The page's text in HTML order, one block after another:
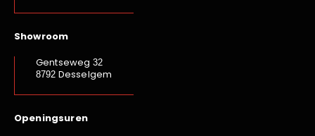
Showroom
Gentseweg 32
8792 Desselgem
Openingsuren